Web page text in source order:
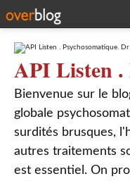
API Listen .
Bienvenue sur le
globale
surdités brusques,
autres traitements
est essentiel. On